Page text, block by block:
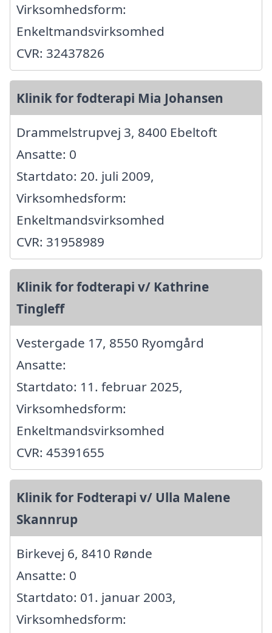
Virksomhedsform:
Enkeltmandsvirksomhed
CVR: 32437826
Klinik for fodterapi Mia Johansen
Drammelstrupvej 3, 8400 Ebeltoft
Ansatte: 0
Startdato: 20. juli 2009,
Virksomhedsform:
Enkeltmandsvirksomhed
CVR: 31958989
Klinik for fodterapi v/ Kathrine
Tingleff
Vestergade 17, 8550 Ryomgård
Ansatte:
Startdato: 11. februar 2025,
Virksomhedsform:
Enkeltmandsvirksomhed
CVR: 45391655
Klinik for Fodterapi v/ Ulla Malene
Skannrup
Birkevej 6, 8410 Rønde
Ansatte: 0
Startdato: 01. januar 2003,
Virksomhedsform: